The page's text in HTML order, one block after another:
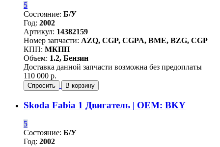
5
Состояние: Б/У
Год: 2002
Артикул: 14382159
Номер запчасти: AZQ, CGP, CGPA, BME, BZG, CGP
КПП: МКПП
Объем: 1.2, Бензин
Доставка данной запчасти возможна без предоплаты
110 000 р.
Спросить В корзину
Skoda Fabia 1 Двигатель | OEM: BKY
5
Состояние: Б/У
Год: 2002